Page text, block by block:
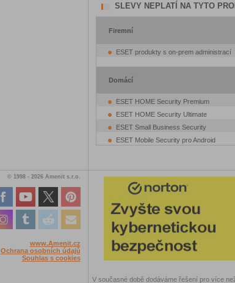
SLEVY NEPLATÍ NA TYTO
Firemní
ESET produkty s on-prem administrací
Domácí
ESET HOME Security Premium
ESET HOME Security Ultimate
ESET Small Business Security
ESET Mobile Security pro Android
© 1998 - 2026 Amenit s.r.o.
www.Amenit.cz
Ochrana osobních údajů
Souhlas s cookies
V současné době dodáváme řešení pro více